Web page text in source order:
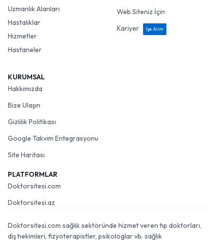
Uzmanlık Alanları
Hastalıklar
Hizmetler
Hastaneler
Web Siteniz İçin
Kariyer
İşe Alım
KURUMSAL
Hakkımızda
Bize Ulaşın
Gizlilik Politikası
Google Takvim Entegrasyonu
Site Haritası
PLATFORMLAR
Doktorsitesi.com
Doktorsitesi.az
Doktorsitesi.com sağlık sektöründe hizmet veren tıp doktorları,
diş hekimleri, fizyoterapistler, psikologlar vb. sağlık